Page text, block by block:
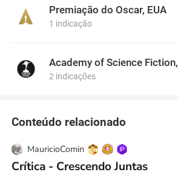
causas ambientais e sociais. Ela tem
defensora da conservação ambiental,
Premiação do Oscar, EUA
1 indicação
2 indicações
Conteúdo relacionado
MauricioComin
Crítica - Crescendo Juntas